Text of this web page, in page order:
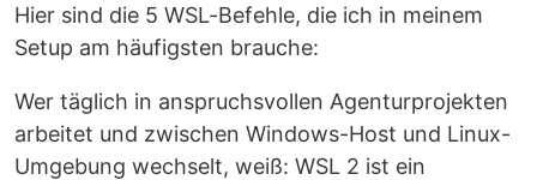
Hier sind die 5 WSL-Befehle, die ich in meinem
Setup am häufigsten brauche:
Wer täglich in anspruchsvollen Agenturprojekten
arbeitet und zwischen Windows-Host und Linux-
Umgebung wechselt, weiß: WSL 2 ist ein